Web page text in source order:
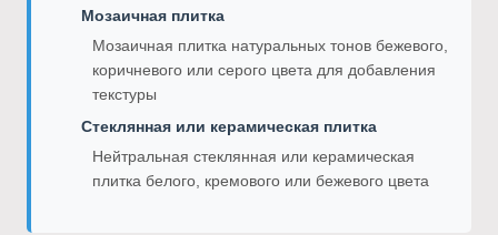
Мозаичная плитка
Мозаичная плитка натуральных тонов бежевого,
коричневого или серого цвета для добавления
текстуры
Стеклянная или керамическая плитка
Нейтральная стеклянная или керамическая
плитка белого, кремового или бежевого цвета